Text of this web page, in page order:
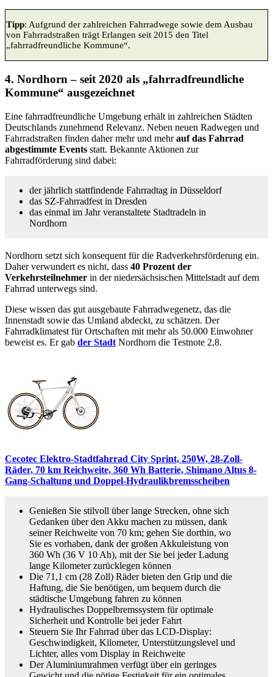
Tipp: Aufgrund der zahlreichen Fahrradwege sowie dem Ausbau
von Fahrradstraßen trägt Erlangen seit 2015 den Titel
„fahrradfreundliche Kommune“.
4. Nordhorn – seit 2020 als „fahrradfreundliche
Kommune“ ausgezeichnet
Eine fahrradfreundliche Umgebung erhält in zahlreichen Städten
Deutschlands zunehmend Relevanz. Neben neuen Radwegen und
Fahrradstraßen finden daher mehr und mehrauf das Fahrrad
abgestimmte Events statt. Bekannte Aktionen zur
Fahrradförderung sind dabei:
der jährlich stattfindende Fahrradtag in Düsseldorf
das SZ-Fahrradfest in Dresden
das einmal im Jahr veranstaltete Stadtradeln in
Nordhorn
Nordhorn setzt sich konsequent für die Radverkehrsförderung ein.
Daher verwundert es nicht, dass 40 Prozent der
Verkehrsteilnehmer in der niedersächsischen Mittelstadt auf dem
Fahrrad unterwegs sind.
Diese wissen das gut ausgebaute Fahrradwegenetz, das die
Innenstadt sowie das Umland abdeckt, zu schätzen. Der
Fahrradklimatest für Ortschaften mit mehr als 50.000 Einwohner
beweist es. Er gab der Stadt Nordhorn die Testnote 2,8.
Cecotec Elektro-Stadtfahrrad City Sprint, 250W, 28-Zoll-
Räder, 70 km Reichweite, 360 Wh Batterie, Shimano Altus 8-
Gang-Schaltung und Doppel-Hydraulikbremsscheiben
Genießen Sie stilvoll über lange Strecken, ohne sich
Gedanken über den Akku machen zu müssen, dank
seiner Reichweite von 70 km; gehen Sie dorthin, wo
Sie es vorhaben, dank der großen Akkuleistung von
360 Wh (36 V 10 Ah), mit der Sie bei jeder Ladung
lange Kilometer zurücklegen können
Die 71,1 cm (28 Zoll) Räder bieten den Grip und die
Haftung, die Sie benötigen, um bequem durch die
städtische Umgebung fahren zu können
Hydraulisches Doppelbremssystem für optimale
Sicherheit und Kontrolle bei jeder Fahrt
Steuern Sie Ihr Fahrrad über das LCD-Display:
Geschwindigkeit, Kilometer, Unterstützungslevel und
Lichter, alles vom Display in Reichweite
Der Aluminiumrahmen verfügt über ein geringes